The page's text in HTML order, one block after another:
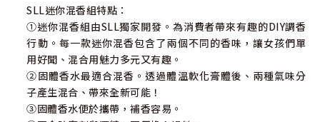
SLL迷你混香組特點：
①迷你混香組由SLL獨家開發。為消費者帶來有趣的DIY調香
行動。每一款迷你混香包含了兩個不同的香味，讓女孩們單
用好聞、混合用魅力多元又有趣。
②固體香水最適合混香。透過體溫軟化膏體後、兩種氣味分
子產生混合、帶來全新可能！
③固體香水便於攜帶，補香容易。